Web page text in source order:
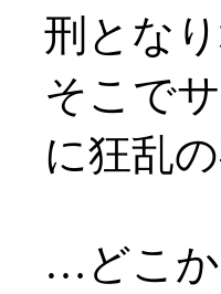
刑とな
そこで
に狂乱
…どこか